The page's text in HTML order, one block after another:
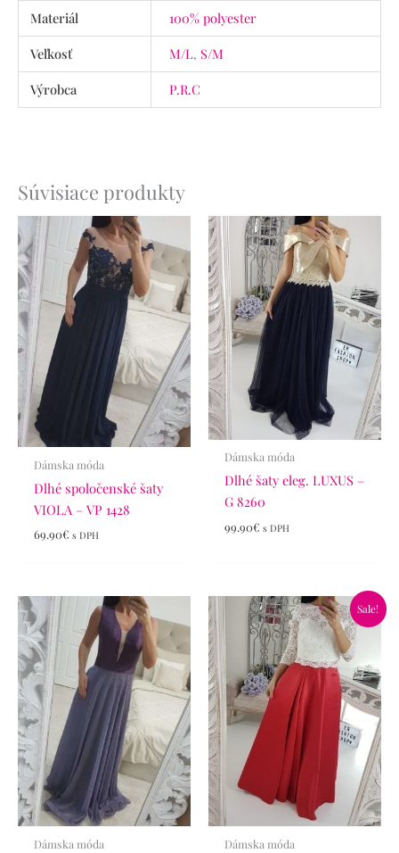
Materiál
100% polyester
Veľkosť
M/L, S/M
Výrobca
P.R.C
Súvisiace produkty
Dámska móda
Dlhé spoločenské šaty
VIOLA – VP 1428
69.90€ s DPH
Dámska móda
Dlhé šaty eleg. LUXUS –
G 8260
99.90€ s DPH
Dámska móda
Sale!
Dámska móda
Pôvodná
cena
bola:
65.90€.
Aktuálna
cena
je:
46.90€.